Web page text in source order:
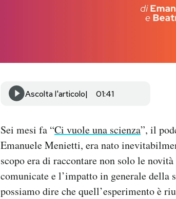
Ascolta l'articolo 01:41
Sei mesi fa “Ci vuole una scienza”, il
Emanuele Menietti, era nato
scopo era di raccontare non solo le
comunicate e l’impatto in generale della
possiamo dire che quell’esperimento è